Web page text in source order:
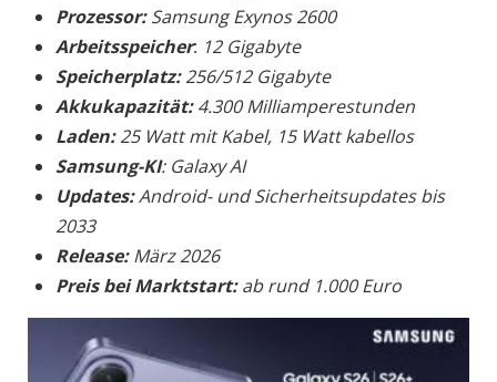
Prozessor:Samsung Exynos 2600
Arbeitsspeicher: 12 Gigabyte
Speicherplatz:256/512 Gigabyte
Akkukapazität:4.300 Milliamperestunden
Laden:25 Watt mit Kabel, 15 Watt kabellos
Samsung-KI: Galaxy AI
Updates:Android- und Sicherheitsupdates bis
2033
Release:März 2026
Preis bei Marktstart:ab rund 1.000 Euro